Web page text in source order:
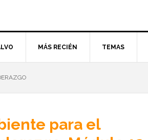
MÁS RECIÉN TEMAS
para el